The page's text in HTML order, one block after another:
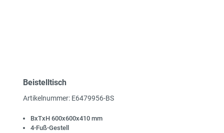
Beistelltisch
Artikelnummer: E6479956-BS
BxTxH 600x600x410 mm
4-Fuß-Gestell